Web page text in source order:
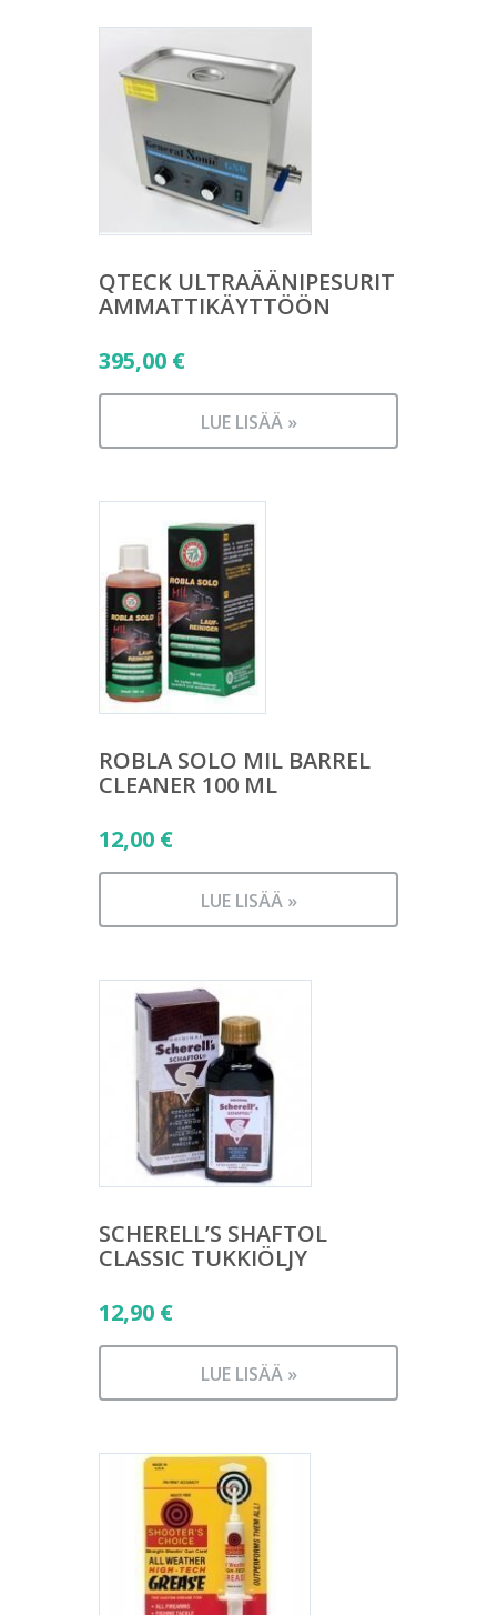
QTECK ULTRAÄÄNIPESURIT
AMMATTIKÄYTTÖÖN
395,00 €
LUE LISÄÄ »
ROBLA SOLO MIL BARREL
CLEANER 100 ML
12,00 €
LUE LISÄÄ »
SCHERELL’S SHAFTOL
CLASSIC TUKKIÖLJY
12,90 €
LUE LISÄÄ »